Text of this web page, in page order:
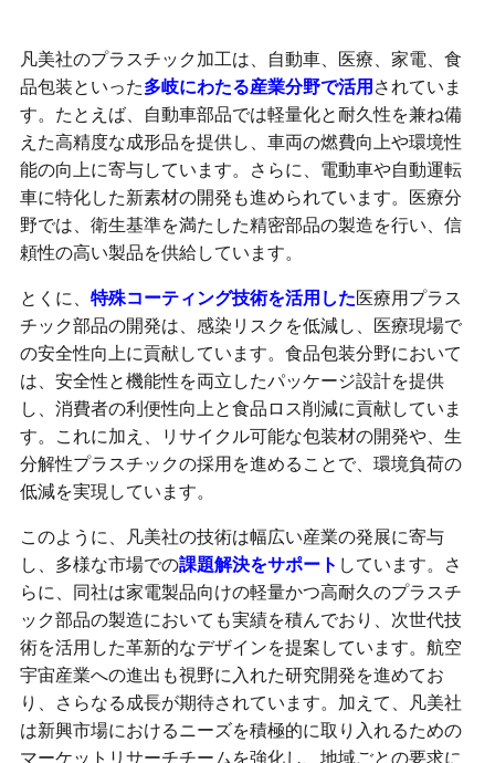
凡美社のプラスチック加工は、自動車、医療、家電、食
品包装といった多岐にわたる産業分野で活用 されていま
す。たとえば、自動車部品では軽量化と耐久性を兼ね備
えた高精度な成形品を提供し、車両の燃費向上や環境性
能の向上に寄与しています。さらに、電動車や自動運転
車に特化した新素材の開発も進められています。医療分
野では、衛生基準を満たした精密部品の製造を行い、信
頼性の高い製品を供給しています。
とくに、 特殊コーティング技術を活用した医療用プラス
チック部品の開発は、感染リスクを低減し、医療現場で
の安全性向上に貢献しています。食品包装分野において
は、安全性と機能性を両立したパッケージ設計を提供
し、消費者の利便性向上と食品ロス削減に貢献していま
す。これに加え、リサイクル可能な包装材の開発や、生
分解性プラスチックの採用を進めることで、環境負荷の
低減を実現しています。
このように、凡美社の技術は幅広い産業の発展に寄与
し、多様な市場での課題解決をサポート しています。さ
らに、同社は家電製品向けの軽量かつ高耐久のプラスチ
ック部品の製造においても実績を積んでおり、次世代技
術を活用した革新的なデザインを提案しています。航空
宇宙産業への進出も視野に入れた研究開発を進めてお
り、さらなる成長が期待されています。加えて、凡美社
は新興市場におけるニーズを積極的に取り入れるための
マーケットリサーチチームを強化し、地域ごとの要求に